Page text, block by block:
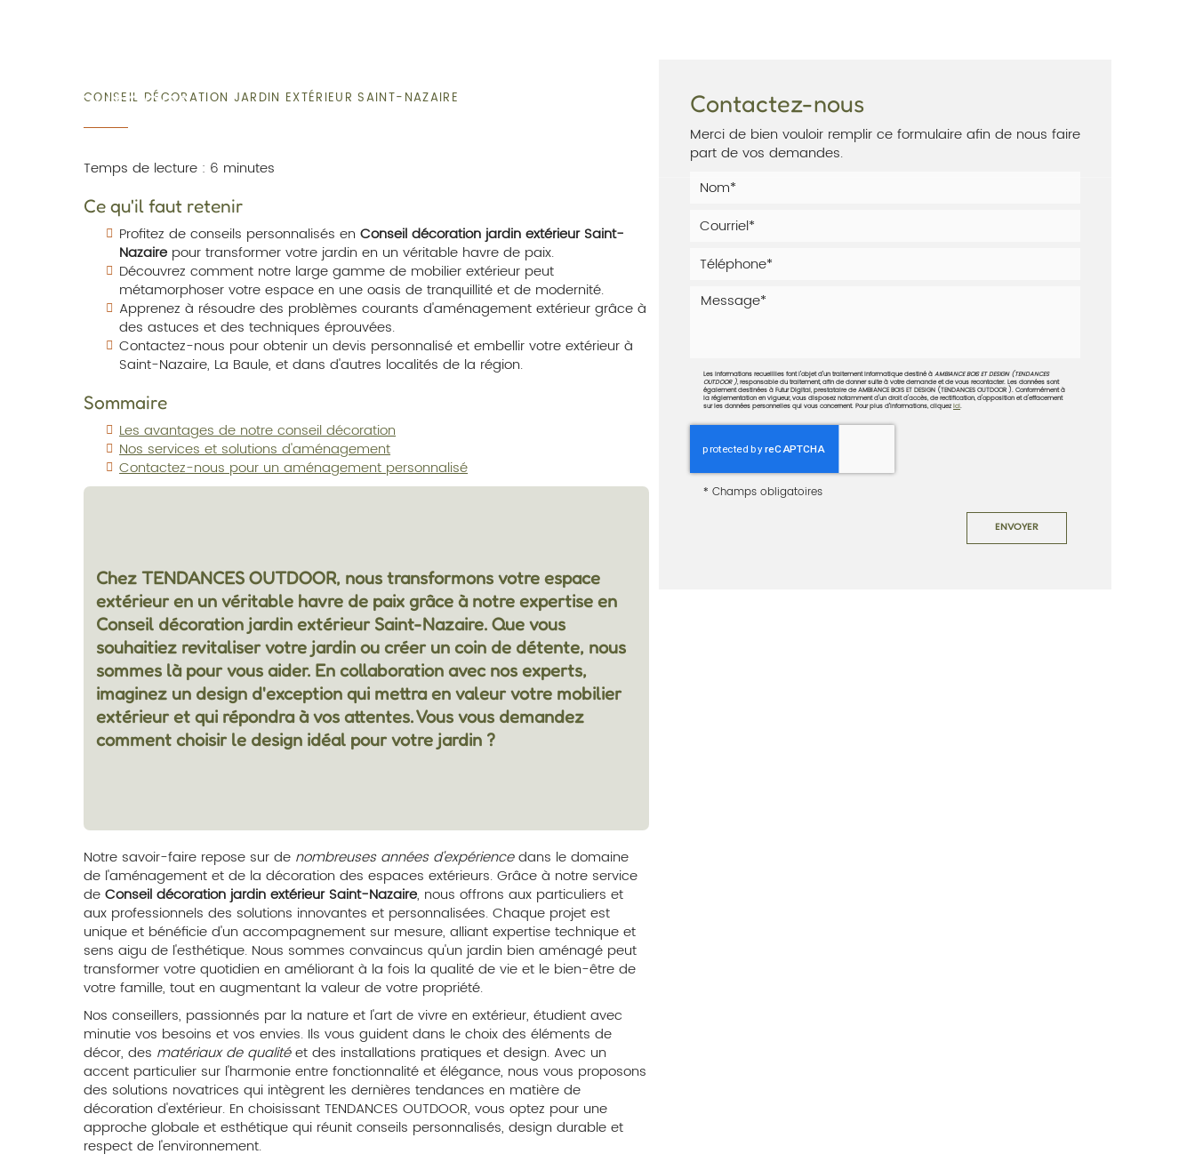
CONSEIL DÉCORATION JARDIN EXTÉRIEUR SAINT-NAZAIRE
Temps de lecture : 6 minutes
Ce qu'il faut retenir
Profitez de conseils personnalisés enConseil décoration jardin extérieur Saint-
Nazaire pour transformer votre jardin en un véritable havre de paix.
Découvrez comment notre large gamme de mobilier extérieur peut
métamorphoser votre espace en une oasis de tranquillité et de modernité.
Apprenez à résoudre des problèmes courants d'aménagement extérieur grâce à
des astuces et des techniques éprouvées.
Contactez-nous pour obtenir un devis personnalisé et embellir votre extérieur à
Saint-Nazaire, La Baule, et dans d'autres localités de la région.
Sommaire
Les avantages de notre conseil décoration
Nos services et solutions d'aménagement
Contactez-nous pour un aménagement personnalisé
Chez TENDANCES OUTDOOR, nous transformons votre espace
extérieur en un véritable havre de paix grâce à notre expertise en
Conseil décoration jardin extérieur Saint-Nazaire. Que vous
souhaitiez revitaliser votre jardin ou créer un coin de détente, nous
sommes là pour vous aider. En collaboration avec nos experts,
imaginez un design d'exception qui mettra en valeur votre mobilier
extérieur et qui répondra à vos attentes. Vous vous demandez
comment choisir le design idéal pour votre jardin ?
Notre savoir-faire repose sur de nombreuses années d'expériencedans le domaine
de l'aménagement et de la décoration des espaces extérieurs. Grâce à notre service
deConseil décoration jardin extérieur Saint-Nazaire, nous offrons aux particuliers et
aux professionnels des solutions innovantes et personnalisées. Chaque projet est
unique et bénéficie d'un accompagnement sur mesure, alliant expertise technique et
sens aigu de l'esthétique. Nous sommes convaincus qu'un jardin bien aménagé peut
transformer votre quotidien en améliorant à la fois la qualité de vie et le bien-être de
votre famille, tout en augmentant la valeur de votre propriété.
Nos conseillers, passionnés par la nature et l'art de vivre en extérieur, étudient avec
minutie vos besoins et vos envies. Ils vous guident dans le choix des éléments de
décor, des matériaux de qualitéet des installations pratiques et design. Avec un
accent particulier sur l'harmonie entre fonctionnalité et élégance, nous vous proposons
des solutions novatrices qui intègrent les dernières tendances en matière de
décoration d'extérieur. En choisissant TENDANCES OUTDOOR, vous optez pour une
approche globale et esthétique qui réunit conseils personnalisés, design durable et
respect de l'environnement.
Contactez-nous
Merci de bien vouloir remplir ce formulaire afin de nous faire
part de vos demandes.
Les informations recueillies font l’objet d’un traitement informatique destiné àAMBIANCE BOIS ET DESIGN (TENDANCES
OUTDOOR ), responsable du traitement, afin de donner suite à votre demande et de vous recontacter. Les données sont
également destinées à Futur Digital, prestataire de AMBIANCE BOIS ET DESIGN (TENDANCES OUTDOOR ). Conformément à
la réglementation en vigueur, vous disposez notamment d'un droit d'accès, de rectification, d'opposition et d'effacement
sur les données personnelles qui vous concernent. Pour plus d’informations, cliquezici.
*Champs obligatoires